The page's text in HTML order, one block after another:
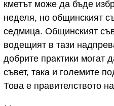
кметът може да бъде
неделя, но общинският
седмица. Общинският
водещият в тази
добрите практики могат
съвет, така и големите
Това е правителството